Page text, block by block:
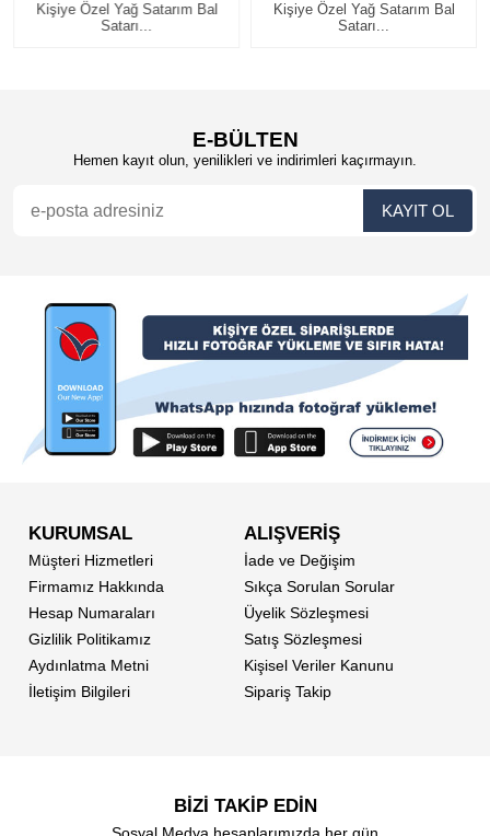
Kişiye Özel Yağ Satarım Bal
Satarı...
Kişiye Özel Yağ Satarım Bal
Satarı...
E-BÜLTEN
Hemen kayıt olun, yenilikleri ve indirimleri kaçırmayın.
KURUMSAL
Müşteri Hizmetleri
Firmamız Hakkında
Hesap Numaraları
Gizlilik Politikamız
Aydınlatma Metni
İletişim Bilgileri
ALIŞVERİŞ
İade ve Değişim
Sıkça Sorulan Sorular
Üyelik Sözleşmesi
Satış Sözleşmesi
Kişisel Veriler Kanunu
Sipariş Takip
BİZİ TAKİP EDİN